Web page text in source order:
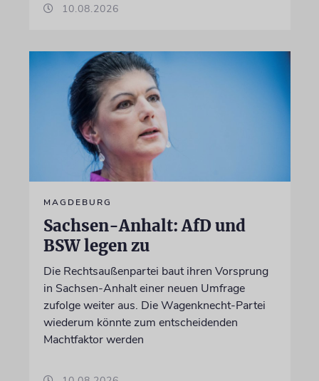
10.08.2026
MAGDEBURG
Sachsen-Anhalt: AfD und
BSW legen zu
Die Rechtsaußenpartei baut ihren Vorsprung
in Sachsen-Anhalt einer neuen Umfrage
zufolge weiter aus. Die Wagenknecht-Partei
wiederum könnte zum entscheidenden
Machtfaktor werden